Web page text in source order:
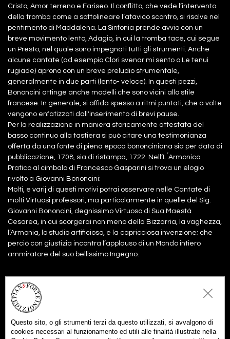
Cristo, Amor terreno e Fariseo. Il conflitto, che vede l’intervento
della tromba come a sottolineare l’atavico scontro, si risolve nel
pentimento di Maddalena. La Sinfonia prende avvio con un
breve movimento lento, Adagio, in cui la tromba tace, cui segue
un Presto, nel quale sono impegnati tutti gli strumenti. Anche
alcune cantate (ad esempio Clori svenar mi sento o Le tenui
rugiade) aprono con un breve preludio strumentale,
generalmente in due parti (lento- veloce). In questi pezzi,
Bononcini attinge anche modelli che sono vicini allo stile
francese. In generale, si affida spesso a ritmi puntati, che a volte
vengono enfatizzati dall'inserimento di brevi pause.
Per la realizzazione in maniera storicamente attestata del
basso continuo alla tastiera si può citare una testimonianza
offerta da una fonte di piena epoca bononciniana sia per data di
pubblicazione, 1708, sia di ristampa, 1722. Nell’L ́Armonico
Pratico al cimbalo di Francesco Gasparini si trova un elogio
rivolto a Giovanni Bononcini:
Molti, e varij di questi motivi potrai osservare nelle Cantate di
molti Virtuosi professori, ma particolarmente in quelle del Sig.
Giovanni Bononcini, degnissimo Virtuoso di Sua Maestà
Cesarea, in cui scorgerai non meno della Bizzarria, la vaghezza,
l’Armonia, lo studio artificioso, e la capricciosa invenzione; che
perciò con giustizia incontra l’applauso di un Mondo intiero
ammiratore del suo bellissimo Ingegno.
Files:
Partitura
Parti 2,00€ Aggiungi al carrello
Questo sito, o gli strumenti terzi da questo utilizzati, si avvalgono di
cookies necessari al funzionamento ed utili alle finalità illustrate nella